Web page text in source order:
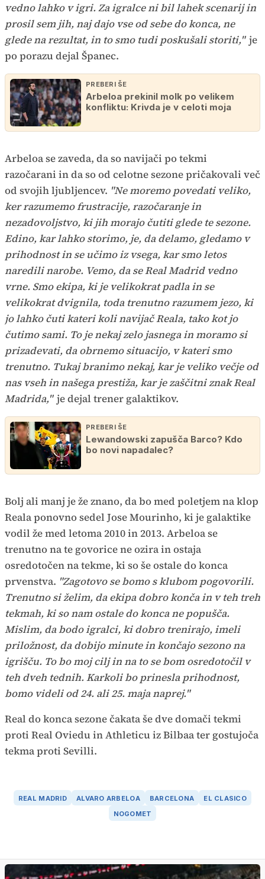
vedno lahko v igri. Za igralce ni bil lahek scenarij in
prosil sem jih, naj dajo vse od sebe do konca, ne
glede na rezultat, in to smo tudi poskušali storiti," je
po porazu dejal Španec.
PREBERI ŠE
Arbeloa prekinil molk po velikem
konfliktu: Krivda je v celoti moja
Arbeloa se zaveda, da so navijači po tekmi
razočarani in da so od celotne sezone pričakovali več
od svojih ljubljencev. "Ne moremo povedati veliko,
ker razumemo frustracije, razočaranje in
nezadovoljstvo, ki jih morajo čutiti glede te sezone.
Edino, kar lahko storimo, je, da delamo, gledamo v
prihodnost in se učimo iz vsega, kar smo letos
naredili narobe. Vemo, da se Real Madrid vedno
vrne. Smo ekipa, ki je velikokrat padla in se
velikokrat dvignila, toda trenutno razumem jezo, ki
jo lahko čuti kateri koli navijač Reala, tako kot jo
čutimo sami. To je nekaj zelo jasnega in moramo si
prizadevati, da obrnemo situacijo, v kateri smo
trenutno. Tukaj branimo nekaj, kar je veliko večje od
nas vseh in našega prestiža, kar je zaščitni znak Real
Madrida," je dejal trener galaktikov.
PREBERI ŠE
Lewandowski zapušča Barco? Kdo
bo novi napadalec?
Bolj ali manj je že znano, da bo med poletjem na klop
Reala ponovno sedel Jose Mourinho, ki je galaktike
vodil že med letoma 2010 in 2013. Arbeloa se
trenutno na te govorice ne ozira in ostaja
osredotočen na tekme, ki so še ostale do konca
prvenstva. "Zagotovo se bomo s klubom pogovorili.
Trenutno si želim, da ekipa dobro konča in v teh treh
tekmah, ki so nam ostale do konca ne popušča.
Mislim, da bodo igralci, ki dobro trenirajo, imeli
priložnost, da dobijo minute in končajo sezono na
igrišču. To bo moj cilj in na to se bom osredotočil v
teh dveh tednih. Karkoli bo prinesla prihodnost,
bomo videli od 24. ali 25. maja naprej."
Real do konca sezone čakata še dve domači tekmi
proti Real Oviedu in Athleticu iz Bilbaa ter gostujoča
tekma proti Sevilli.
REAL MADRID ALVARO ARBELOA BARCELONA
EL CLASICO
NOGOMET